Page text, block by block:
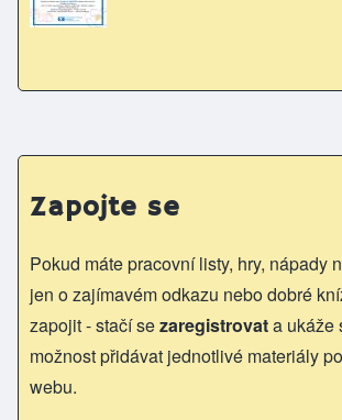
Zapojte se
Pokud máte pracovní listy, hry, nápady
jen o zajímavém odkazu nebo dobré
zapojit - stačí sezaregistrovata ukáže
možnost přidávat jednotlivé materiály
webu.